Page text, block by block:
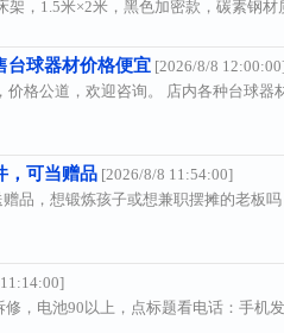
架，1.5米×2米，黑色加密款，碳素钢
台球器材价格便宜 [2026/8/8
价格公道，欢迎咨询。 店内各种台球器
，可当赠品 [2026/8/8 11:54:00]
品，想锻炼孩子或想兼职摆摊的老板
，电池90以上，点标题看电话：手机